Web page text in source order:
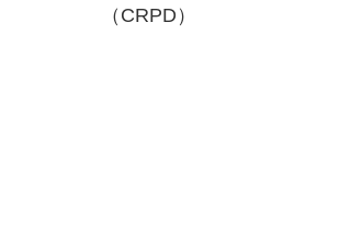
（CRPD）